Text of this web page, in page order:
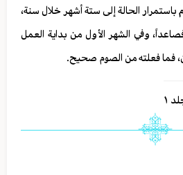
باستمرار الحالة إلى ستة أشهر خلال سنة،
وفي الشهر الأول من بداية العمل
فما فعلته من الصوم صحيح.
١